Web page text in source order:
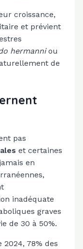
croissance,
et prévient
hermanniou
de
pas
et certaines
en
inadéquate
graves
de 30 à 50%.
78% des